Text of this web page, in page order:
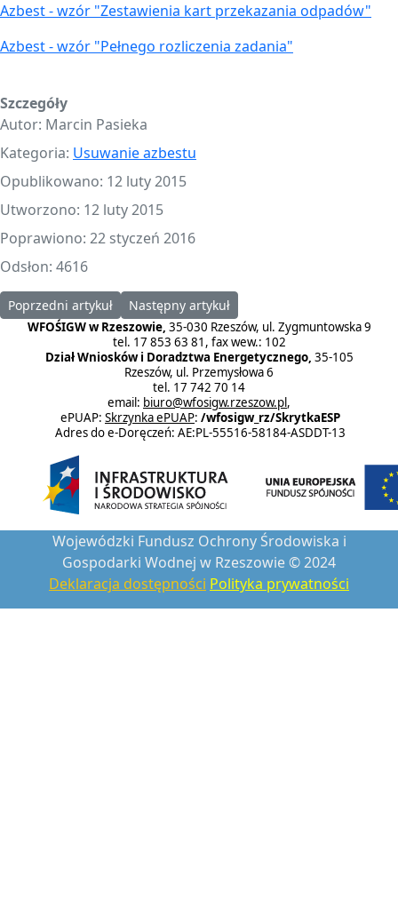
Azbest - wzór "Zestawienia kart przekazania odpadów"
Azbest - wzór "Pełnego rozliczenia zadania"
Szczegóły
Autor: Marcin Pasieka
Kategoria: Usuwanie azbestu
Opublikowano: 12 luty 2015
Utworzono: 12 luty 2015
Poprawiono: 22 styczeń 2016
Odsłon: 4616
Poprzedni artykuł: Program "Usuwanie wyrobów zawierających
Poprzedni artykuł Następny artykuł: Program "Usuwanie
Następny artykuł
WFOŚIGW w Rzeszowie, 35-030 Rzeszów, ul. Zygmuntowska 9
tel. 17 853 63 81, fax wew.: 102
Dział Wniosków i Doradztwa Energetycznego, 35-105
Rzeszów, ul. Przemysłowa 6
tel. 17 742 70 14
email: biuro@wfosigw.rzeszow.pl,
ePUAP: Skrzynka ePUAP: /wfosigw_rz/SkrytkaESP
Adres do e-Doręczeń: AE:PL-55516-58184-ASDDT-13
Wojewódzki Fundusz Ochrony Środowiska i
Gospodarki Wodnej w Rzeszowie © 2024
Deklaracja dostępności Polityka prywatności